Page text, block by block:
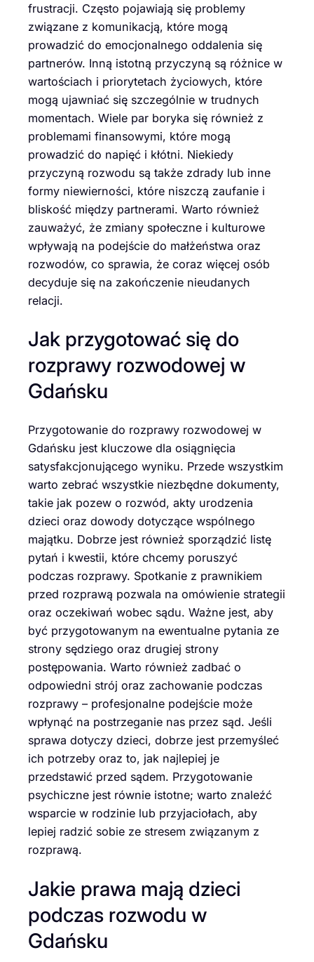
frustracji. Często pojawiają się problemy
związane z komunikacją, które mogą
prowadzić do emocjonalnego oddalenia się
partnerów. Inną istotną przyczyną są różnice w
wartościach i priorytetach życiowych, które
mogą ujawniać się szczególnie w trudnych
momentach. Wiele par boryka się również z
problemami finansowymi, które mogą
prowadzić do napięć i kłótni. Niekiedy
przyczyną rozwodu są także zdrady lub inne
formy niewierności, które niszczą zaufanie i
bliskość między partnerami. Warto również
zauważyć, że zmiany społeczne i kulturowe
wpływają na podejście do małżeństwa oraz
rozwodów, co sprawia, że coraz więcej osób
decyduje się na zakończenie nieudanych
relacji.
Jak przygotować się do
rozprawy rozwodowej w
Gdańsku
Przygotowanie do rozprawy rozwodowej w
Gdańsku jest kluczowe dla osiągnięcia
satysfakcjonującego wyniku. Przede wszystkim
warto zebrać wszystkie niezbędne dokumenty,
takie jak pozew o rozwód, akty urodzenia
dzieci oraz dowody dotyczące wspólnego
majątku. Dobrze jest również sporządzić listę
pytań i kwestii, które chcemy poruszyć
podczas rozprawy. Spotkanie z prawnikiem
przed rozprawą pozwala na omówienie strategii
oraz oczekiwań wobec sądu. Ważne jest, aby
być przygotowanym na ewentualne pytania ze
strony sędziego oraz drugiej strony
postępowania. Warto również zadbać o
odpowiedni strój oraz zachowanie podczas
rozprawy – profesjonalne podejście może
wpłynąć na postrzeganie nas przez sąd. Jeśli
sprawa dotyczy dzieci, dobrze jest przemyśleć
ich potrzeby oraz to, jak najlepiej je
przedstawić przed sądem. Przygotowanie
psychiczne jest równie istotne; warto znaleźć
wsparcie w rodzinie lub przyjaciołach, aby
lepiej radzić sobie ze stresem związanym z
rozprawą.
Jakie prawa mają dzieci
podczas rozwodu w
Gdańsku